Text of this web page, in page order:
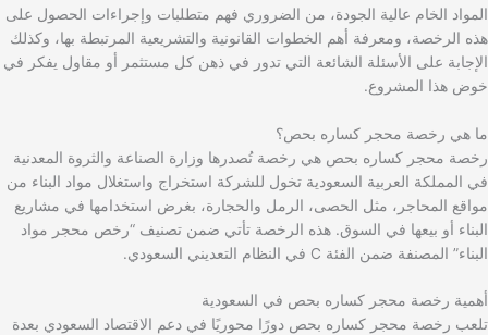
المواد الخام عالية الجودة، من الضروري فهم متطلبات وإجراءات الحصول على
هذه الرخصة، ومعرفة أهم الخطوات القانونية والتشريعية المرتبطة بها، وكذلك
الإجابة على الأسئلة الشائعة التي تدور في ذهن كل مستثمر أو مقاول يفكر في
خوض هذا المشروع.
ما هي رخصة محجر كساره بحص؟
رخصة محجر كساره بحص هي رخصة تُصدرها وزارة الصناعة والثروة المعدنية
في المملكة العربية السعودية تخول للشركة استخراج واستغلال مواد البناء من
مواقع المحاجر، مثل الحصى، الرمل والحجارة، بغرض استخدامها في مشاريع
البناء أو بيعها في السوق. هذه الرخصة تأتي ضمن تصنيف “رخص محجر مواد
البناء” المصنفة ضمن الفئة C في النظام التعديني السعودي.
أهمية رخصة محجر كساره بحص في السعودية
تلعب رخصة محجر كساره بحص دورًا محوريًا في دعم الاقتصاد السعودي بعدة